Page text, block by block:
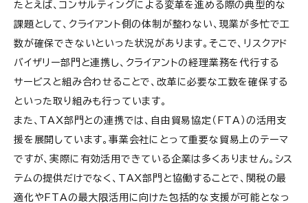
たとえば、コンサルティングによる変革を進める際の典型的な
課題として、クライアント側の体制が整わない、現業が多忙で工
数が確保できないといった状況があります。そこで、リスクアド
バイザリー部門と連携し、クライアントの経理業務を代行する
サービスと組み合わせることで、改革に必要な工数を確保する
といった取り組みも行っています。
また、TAX部門との連携では、自由貿易協定（FTA）の活用支
援を展開しています。事業会社にとって重要な貿易上のテーマ
ですが、実際に有効活用できている企業は多くありません。シス
テムの提供だけでなく、TAX部門と協働することで、関税の最
適化やFTAの最大限活用に向けた包括的な支援が可能となっ